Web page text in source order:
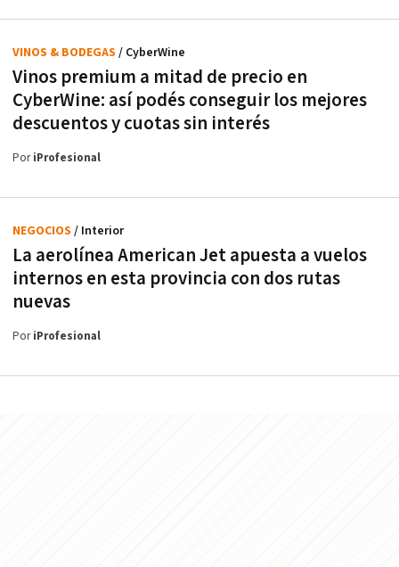
Vinos premium a mitad de precio en
CyberWine: así podés conseguir los mejores
descuentos y cuotas sin interés
VINOS & BODEGAS / CyberWine
PoriProfesional
La aerolínea American Jet apuesta a vuelos
internos en esta provincia con dos rutas
nuevas
NEGOCIOS / Interior
PoriProfesional